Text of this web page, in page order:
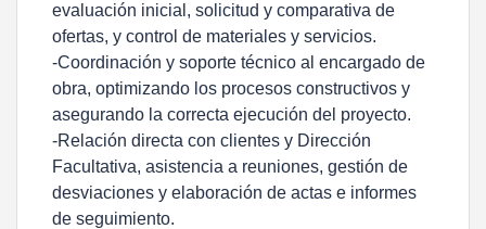
evaluación inicial, solicitud y comparativa de
ofertas, y control de materiales y servicios.
-Coordinación y soporte técnico al encargado de
obra, optimizando los procesos constructivos y
asegurando la correcta ejecución del proyecto.
-Relación directa con clientes y Dirección
Facultativa, asistencia a reuniones, gestión de
desviaciones y elaboración de actas e informes
de seguimiento.